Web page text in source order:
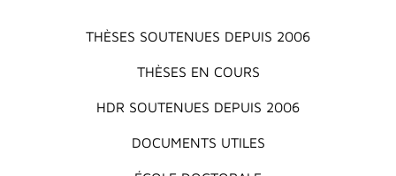
Menu principal
THÈSES SOUTENUES DEPUIS 2006
THÈSES EN COURS
HDR SOUTENUES DEPUIS 2006
DOCUMENTS UTILES